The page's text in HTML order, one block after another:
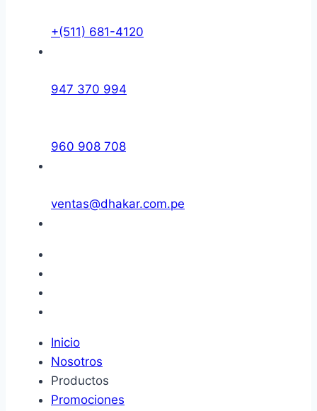
+(511) 681-4120
947 370 994
960 908 708
ventas@dhakar.com.pe
Inicio
Nosotros
Productos
Promociones